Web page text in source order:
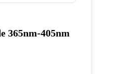
365nm-405nm